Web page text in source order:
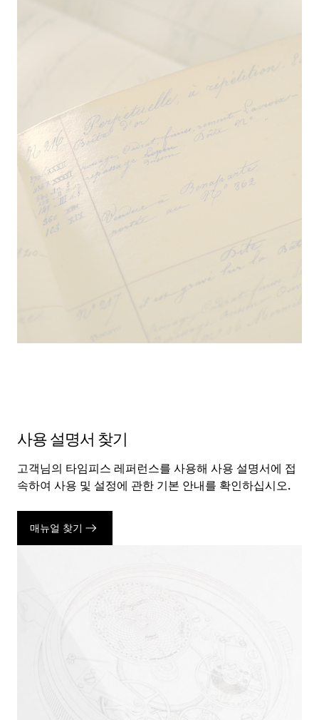
사용 설명서 찾기
고객님의 타임피스 레퍼런스를 사용해 사용 설명서에 접
속하여 사용 및 설정에 관한 기본 안내를 확인하십시오.
매뉴얼 찾기